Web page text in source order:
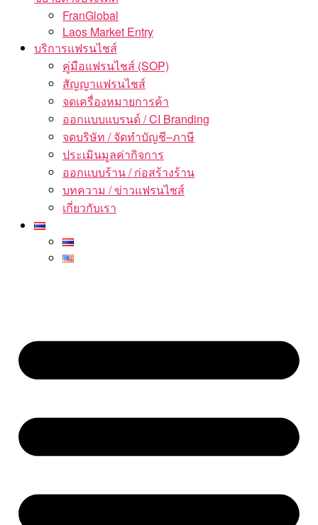
FranGlobal
Laos Market Entry
บริการแฟรนไชส์
คู่มือแฟรนไชส์ (SOP)
สัญญาแฟรนไชส์
จดเครื่องหมายการค้า
ออกแบบแบรนด์ / CI Branding
จดบริษัท / จัดทำบัญชี–ภาษี
ประเมินมูลค่ากิจการ
ออกแบบร้าน / ก่อสร้างร้าน
บทความ / ข่าวแฟรนไชส์
เกี่ยวกับเรา